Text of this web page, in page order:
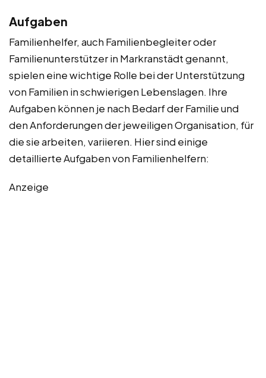
Aufgaben
Familienhelfer, auch Familienbegleiter oder
Familienunterstützer in Markranstädt genannt,
spielen eine wichtige Rolle bei der Unterstützung
von Familien in schwierigen Lebenslagen. Ihre
Aufgaben können je nach Bedarf der Familie und
den Anforderungen der jeweiligen Organisation, für
die sie arbeiten, variieren. Hier sind einige
detaillierte Aufgaben von Familienhelfern:
Anzeige